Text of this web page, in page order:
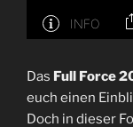
Das Full Force
euch einen
Doch in dieser